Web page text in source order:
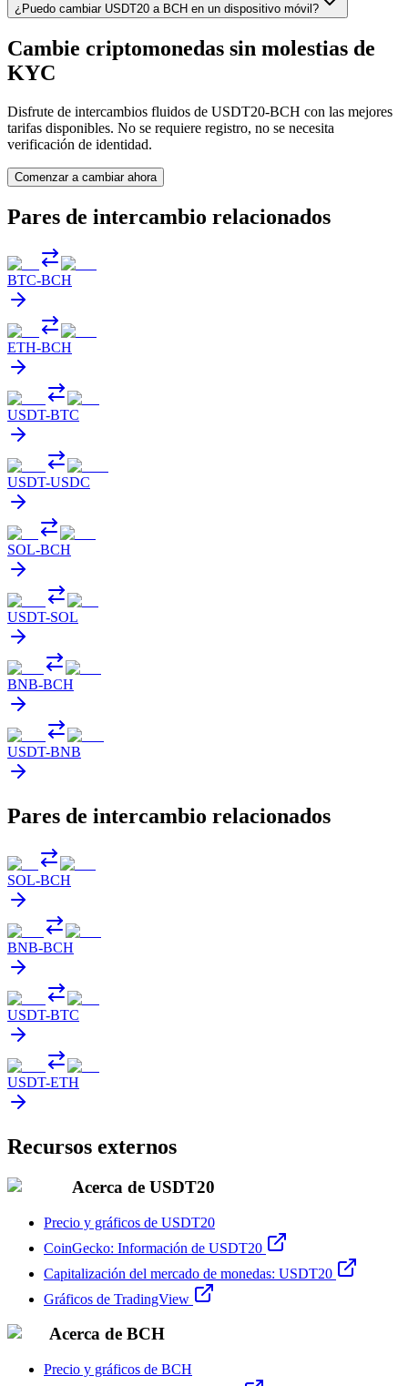
¿Puedo cambiar USDT20 a BCH en un dispositivo móvil?
Cambie criptomonedas sin molestias de
KYC
Disfrute de intercambios fluidos de USDT20-BCH con las mejores
tarifas disponibles. No se requiere registro, no se necesita
verificación de identidad.
Comenzar a cambiar ahora
Pares de intercambio relacionados
BTC-BCH
ETH-BCH
USDT-BTC
USDT-USDC
SOL-BCH
USDT-SOL
BNB-BCH
USDT-BNB
Pares de intercambio relacionados
SOL-BCH
BNB-BCH
USDT-BTC
USDT-ETH
Recursos externos
Acerca de USDT20
Precio y gráficos de USDT20
CoinGecko: Información de USDT20
Capitalización del mercado de monedas: USDT20
Gráficos de TradingView
Acerca de BCH
Precio y gráficos de BCH